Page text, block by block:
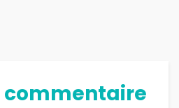
commentaire